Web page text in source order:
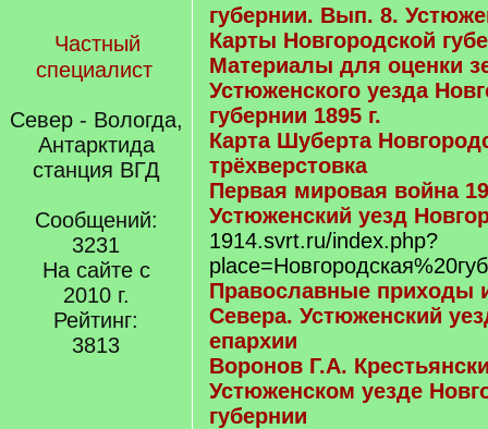
Частный
специалист
Север - Вологда,
Антарктида
станция ВГД
Сообщений:
3231
На сайте с
2010 г.
Рейтинг:
3813
губернии. Вып. 8.
Карты Новгородской
Материалы для оценки
Устюженского уезда
губернии 1895 г.
Карта Шуберта
трёхверстовка
Первая мировая война
Устюженский уезд
1914.svrt.ru/index.php?
Православные приходы
Севера. Устюженский
епархии
Воронов Г.А.
Устюженском уезде
губернии